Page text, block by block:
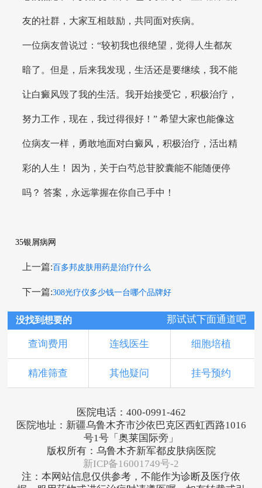
友的社群，大家互相鼓励，共同面对疾病。
一位病友曾说过：“较初我也很绝望，觉得人生都灰
暗了。但是，后来我发现，生活还是要继续，我不能
让白癜风毁了我的生活。我开始接受它，积极治疗，
努力工作，现在，我过得很好！” 希望大家也能像这
位病友一样，勇敢地面对白癜风，积极治疗，活出精
彩的人生！ 因为，关于白芍总苷胶囊能不能随便停
吗？ 答案，永远掌握在你自己手中！
35银屑病网
上一篇:百多邦皮肤用药是治疗什么
下一篇:308光疗仪多少钱一台哪个品牌好
没找到想要的 那试试下面通道吧
查询费用 连线医生 细胞培植
精准筛查 其他疑问 挂号预约
医院电话：400-0991-462
医院地址：新疆乌鲁木齐市沙依巴克区西虹西路1016
号1号「奥莱国际旁」
版权所有：乌鲁木齐新军都皮肤病医院
新ICP备16001749号-2
注：本网站信息仅供参考，不能作为诊断及医疗依